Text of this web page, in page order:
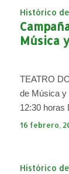
Histórico
Música
TEATRO
de Música y
12:30 horas
16 febrero,
Histórico